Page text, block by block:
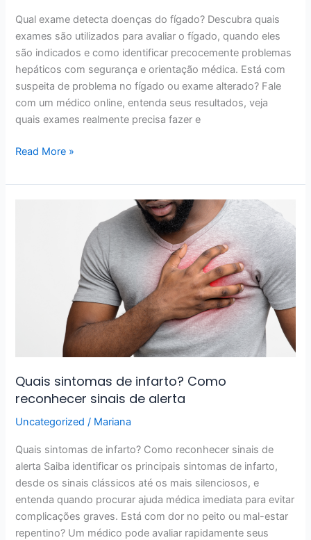
Qual exame detecta doenças do fígado? Descubra quais
exames são utilizados para avaliar o fígado, quando eles
são indicados e como identificar precocemente problemas
hepáticos com segurança e orientação médica. Está com
suspeita de problema no fígado ou exame alterado? Fale
com um médico online, entenda seus resultados, veja
quais exames realmente precisa fazer e
Read More »
Quais sintomas de infarto? Como
reconhecer sinais de alerta
Uncategorized / Mariana
Quais sintomas de infarto? Como reconhecer sinais de
alerta Saiba identificar os principais sintomas de infarto,
desde os sinais clássicos até os mais silenciosos, e
entenda quando procurar ajuda médica imediata para evitar
complicações graves. Está com dor no peito ou mal-estar
repentino? Um médico pode avaliar rapidamente seus